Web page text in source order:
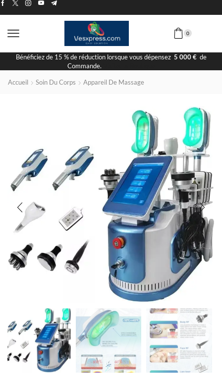
0
Livraison Rapide
Accueil Soin Du Corps Appareil De Massage